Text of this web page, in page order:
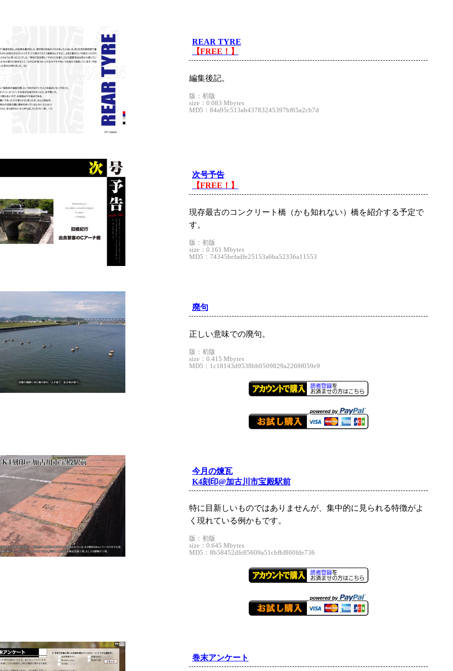
REAR TYRE
【FREE！】
編集後記。
版：初版
size：0.083 Mbytes
MD5：84a95c513ab43783245397bf65a2cb7d
次号予告
【FREE！】
現存最古のコンクリート橋（かも知れない）橋を紹介する予定で
す。
版：初版
size：0.161 Mbytes
MD5：74345befadfe25153a6ba52336a11553
廃句
正しい意味での廃句。
版：初版
size：0.415 Mbytes
MD5：1c18143d9538bb0509829a2269f059e9
今月の煉瓦
K4刻印@加古川市宝殿駅前
特に目新しいものではありませんが、集中的に見られる特徴がよ
く現れている例かもです。
版：初版
size：0.645 Mbytes
MD5：8b58452dfe85609a51cbfbf860fde736
巻末アンケート